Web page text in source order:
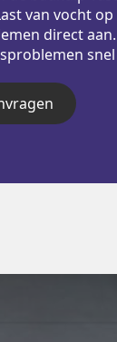
van vocht
direct